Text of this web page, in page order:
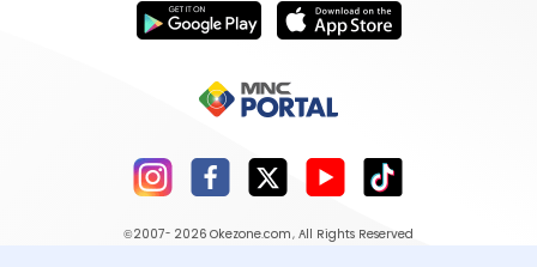
©2007- 2026 Okezone.com , All Rights Reserved